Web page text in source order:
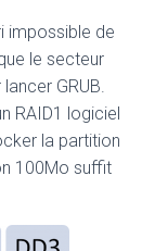
impossible de
le secteur
GRUB.
RAID1 logiciel
la partition
100Mo suffit